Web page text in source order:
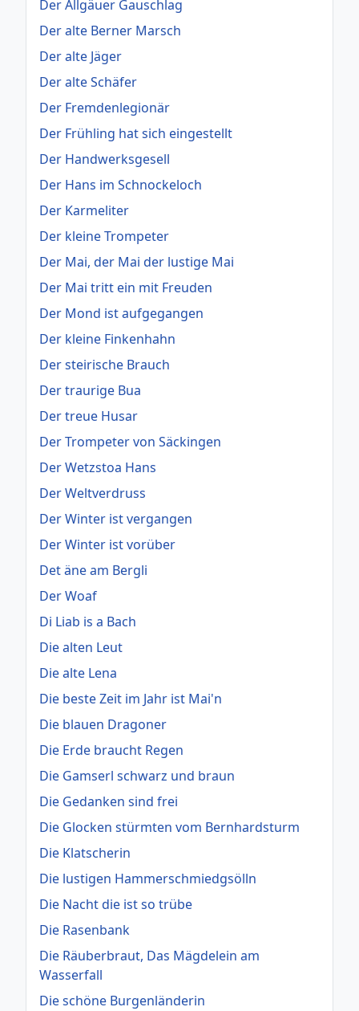
Der Allgäuer Gauschlag
Der alte Berner Marsch
Der alte Jäger
Der alte Schäfer
Der Fremdenlegionär
Der Frühling hat sich eingestellt
Der Handwerksgesell
Der Hans im Schnockeloch
Der Karmeliter
Der kleine Trompeter
Der Mai, der Mai der lustige Mai
Der Mai tritt ein mit Freuden
Der Mond ist aufgegangen
Der kleine Finkenhahn
Der steirische Brauch
Der traurige Bua
Der treue Husar
Der Trompeter von Säckingen
Der Wetzstoa Hans
Der Weltverdruss
Der Winter ist vergangen
Der Winter ist vorüber
Det äne am Bergli
Der Woaf
Di Liab is a Bach
Die alten Leut
Die alte Lena
Die beste Zeit im Jahr ist Mai'n
Die blauen Dragoner
Die Erde braucht Regen
Die Gamserl schwarz und braun
Die Gedanken sind frei
Die Glocken stürmten vom Bernhardsturm
Die Klatscherin
Die lustigen Hammerschmiedgsölln
Die Nacht die ist so trübe
Die Rasenbank
Die Räuberbraut, Das Mägdelein am
Wasserfall
Die schöne Burgenländerin